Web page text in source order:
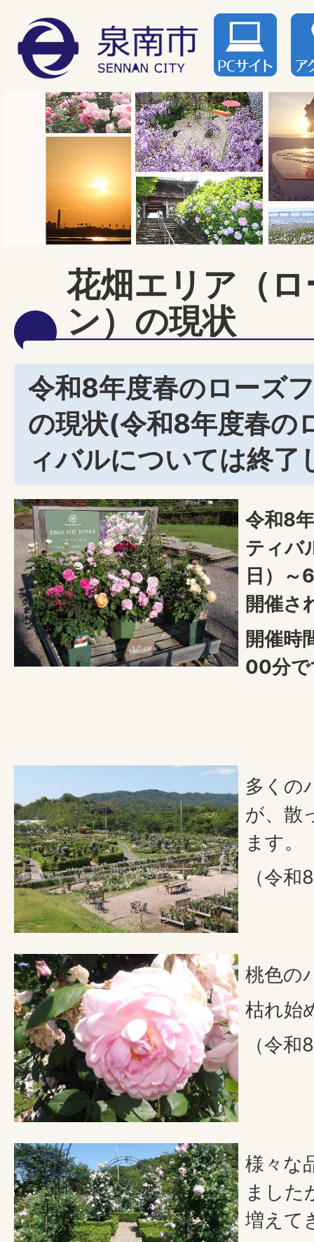
花畑エリア（
ン）の現状
令和8年度春のローズ
の現状(令和8年度春の
ィバルについては終了
令和8
ティバ
日）～
開催さ
開催時
00分で
多くの
が、散
ます。
（令
桃色の
枯れ始
（令
様々な
ました
増えて